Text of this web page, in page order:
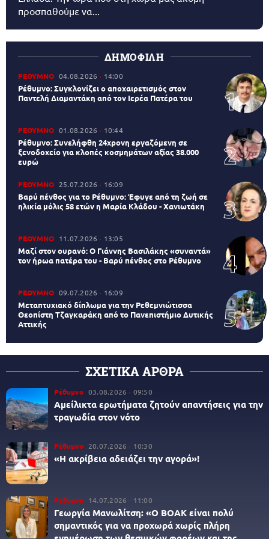
προσπαθούμε να...
ΔΗΜΟΦΙΛΗ
ΡΕΘΥΜΝΟ 04.08.2026 14:00
Ρέθυμνο: Συγκλονίζει ο αποχαιρετισμός στον
Παντελή Διαμαντάκη από τον Ιερέα Πατέρα του
ΡΕΘΥΜΝΟ 01.08.2026 10:44
Ρέθυμνο: Συνελήφθη 24χρονη εργαζόμενη σε
ξενοδοχείο για κλοπές κοσμημάτων αξίας 38.000
ευρώ
ΡΕΘΥΜΝΟ 25.07.2026 16:09
Βαρύ πένθος για το Ρέθυμνο: Έφυγε από τη ζωή σε
ηλικία μόλις 58 ετών η Μαρία Κλάδου - Χανιωτάκη
ΡΕΘΥΜΝΟ 11.07.2026 13:05
Μαζί στον ουρανό: Ο Γιάννης Βασιλάκης «συναντά»
τον ήρωα πατέρα του - Βαρύ πένθος στο Ρέθυμνο
ΡΕΘΥΜΝΟ 09.07.2026 16:09
Μεταπτυχιακό δίπλωμα για την Ρεθεμνιώτισσα
Θεοπίστη Τζαγκαράκη από το Πανεπιστήμιο Δυτικής
Αττικής
ΣΧΕΤΙΚΑ ΑΡΘΡΑ
Ρέθυμνο 03.08.2026 09:50
Αμείλικτα ερωτήματα ζητούν απαντήσεις για την
τραγωδία στον νότο
Ρέθυμνο 20.07.2026 10:30
«Η ακρίβεια αδειάζει την αγορά»!
Ρέθυμνο 14.07.2026 11:00
Γεωργία Μανωλίτση: «Ο ΒΟΑΚ είναι πολύ
σημαντικός για να προχωρά χωρίς πλήρη